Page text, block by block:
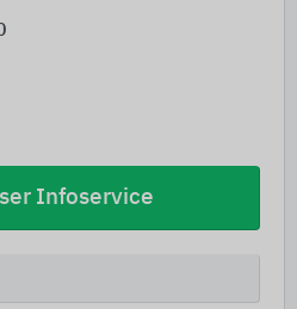
Infoservice